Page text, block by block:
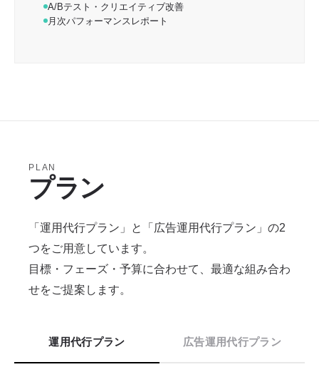
A/Bテスト・クリエイティブ改善
月次パフォーマンスレポート
PLAN
プラン
「運用代行プラン」と「広告運用代行プラン」の2
つをご用意しています。
目標・フェーズ・予算に合わせて、最適な組み合わ
せをご提案します。
運用代行プラン 広告運用代行プラン